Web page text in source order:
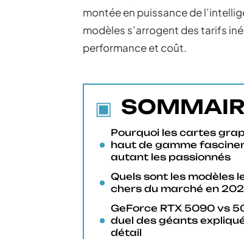
montée en puissance de
modèles s’arrogent des tarifs
performance et coût.
Pourquoi les cartes
haut de gamme
autant les passionnés
Quels sont les modèles
chers du marché en
GeForce RTX 5090 vs
duel des géants
détail